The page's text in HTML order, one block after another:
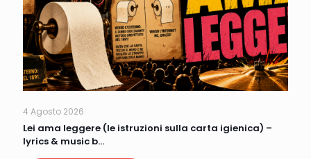
4 Agosto 2026
Lei ama leggere (le istruzioni sulla carta igienica) –
lyrics & music b…